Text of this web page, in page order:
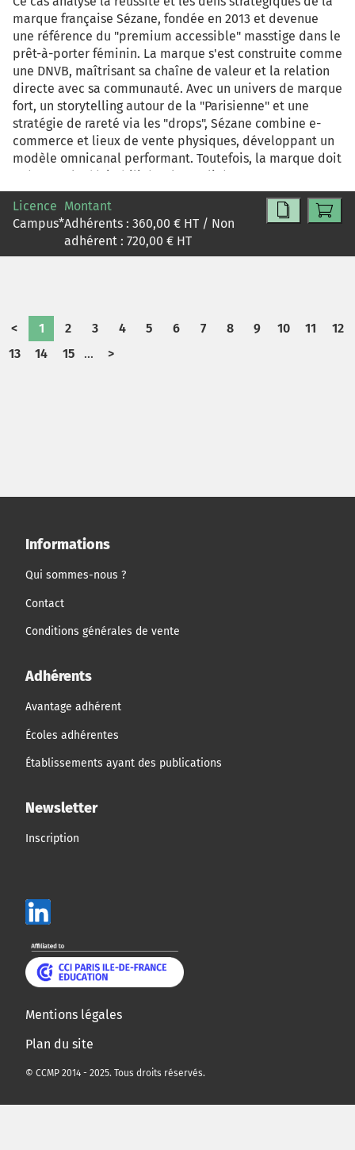
marque française Sézane, fondée en 2013 et devenue
une référence du "premium accessible" masstige dans le
prêt-à-porter féminin. La marque s'est construite comme
une DNVB, maîtrisant sa chaîne de valeur et la relation
directe avec sa communauté. Avec un univers de marque
fort, un storytelling autour de la "Parisienne" et une
stratégie de rareté via les "drops", Sézane combine e-
commerce et lieux de vente physiques, développant un
modèle omnicanal performant. Toutefois, la marque doit
préserver la désirabilité et la qualité perçue en se
développant à l'international. Elle fait face à des
critiques sur la cohérence entre rareté, image premium
et engagement responsable. La problématique centrale
est donc de savoir comment Sézane peut poursuivre sa
Licence
Campus*
Montant
Adhérents : 360,00 € HT / Non
adhérent : 720,00 € HT
< 1 2 3 4 5 6 7 8 9 10 11
12
13
14 15 ... >
Informations
Qui sommes-nous ?
Contact
Conditions générales de vente
Adhérents
Avantage adhérent
Écoles adhérentes
Établissements ayant des publications
Newsletter
Inscription
Mentions légales
Plan du site
© CCMP 2014 - 2025. Tous droits réservés.